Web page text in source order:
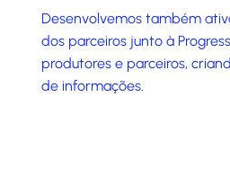
Desenvolvemos também
dos parceiros junto à
produtores e parceiros,
de informações.